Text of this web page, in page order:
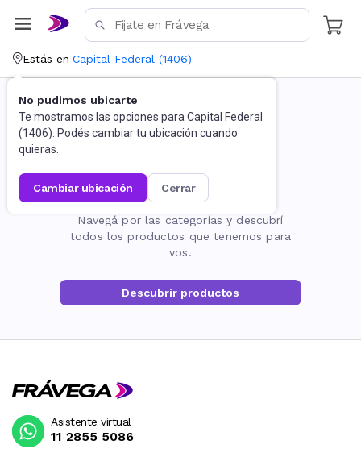
Estás en Capital Federal (1406)
No pudimos ubicarte
Te mostramos las opciones para Capital Federal
(1406). Podés cambiar tu ubicación cuando
quieras.
cambiar ubicación cerrar
La página no existe
Navegá por las categorías y descubrí
todos los productos que tenemos para
vos.
Descubrir productos
Asistente virtual
11 2855 5086